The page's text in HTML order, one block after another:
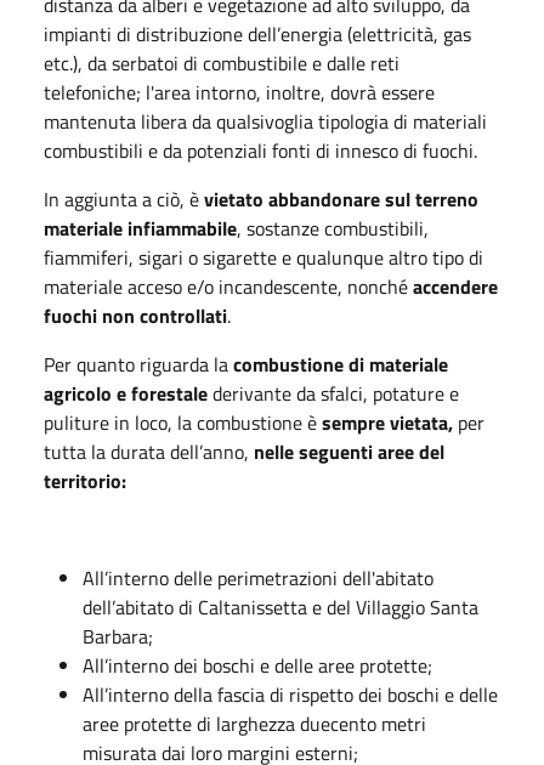
impianti di distribuzione dell’energia (elettricità, gas
etc.), da serbatoi di combustibile e dalle reti
telefoniche; l'area intorno, inoltre, dovrà essere
mantenuta libera da qualsivoglia tipologia di materiali
combustibili e da potenziali fonti di innesco di fuochi.
In aggiunta a ciò, èvietato abbandonare sul terreno
materiale infiammabile, sostanze combustibili,
fiammiferi, sigari o sigarette e qualunque altro tipo di
materiale acceso e/o incandescente, nonchéaccendere
fuochi non controllati.
Per quanto riguarda lacombustione di materiale
agricolo e forestalederivante da sfalci, potature e
puliture in loco, la combustione èsemprevietata, per
tutta la durata dell’anno, nelle seguenti aree del
territorio:
All’interno delle perimetrazioni dell'abitato
dell’abitato di Caltanissetta e del Villaggio Santa
Barbara;
All’interno dei boschi e delle aree protette;
All’interno della fascia di rispetto dei boschi e delle
aree protette di larghezza duecento metri
misurata dai loro margini esterni;